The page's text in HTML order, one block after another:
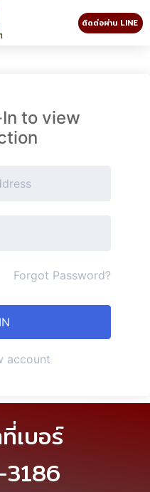
ติดต่อผ่าน LINE
to view
Forgot Password?
account
เบอร์